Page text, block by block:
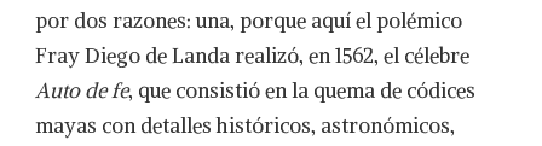
por dos razones: una, porque aquí el polémico
Fray Diego de Landa realizó, en 1562, el célebre
Auto de fe, que consistió en la quema de códices
mayas con detalles históricos, astronómicos,